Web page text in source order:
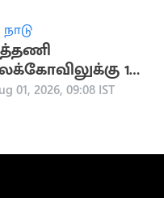
13
ஆட்டோக்கள்
01, 2026, 09:08 IST